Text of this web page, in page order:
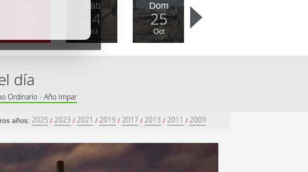
Sáb
24
Oct
Dom
25
Oct
día
Ordinario - Año Impar
años: 2025 / 2023 / 2021 / 2019 / 2017 / 2013 / 2011 / 2009